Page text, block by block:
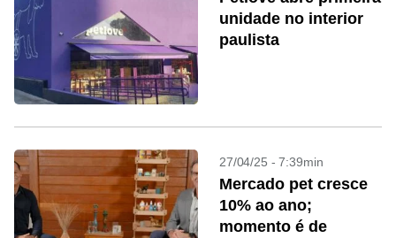
unidade no interior
paulista
27/04/25 - 7:39min
Mercado pet cresce
10% ao ano;
momento é de